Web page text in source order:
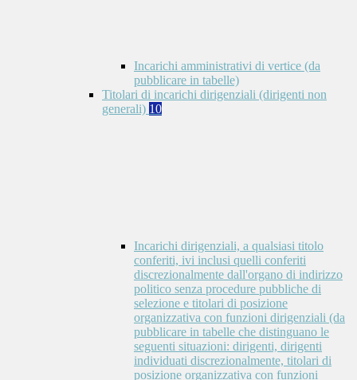
Incarichi amministrativi di vertice (da
pubblicare in tabelle)
Titolari di incarichi dirigenziali (dirigenti non
generali) 10
Incarichi dirigenziali, a qualsiasi titolo
conferiti, ivi inclusi quelli conferiti
discrezionalmente dall'organo di indirizzo
politico senza procedure pubbliche di
selezione e titolari di posizione
organizzativa con funzioni dirigenziali (da
pubblicare in tabelle che distinguano le
seguenti situazioni: dirigenti, dirigenti
individuati discrezionalmente, titolari di
posizione organizzativa con funzioni